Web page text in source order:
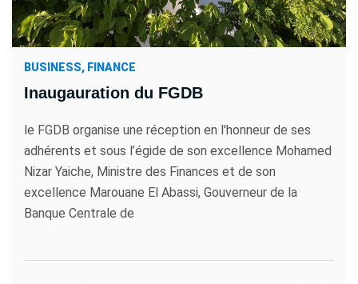
BUSINESS, FINANCE
Inaugauration du FGDB
le FGDB organise une réception en l'honneur de ses
adhérents et sous l’égide de son excellence Mohamed
Nizar Yaiche, Ministre des Finances et de son
excellence Marouane El Abassi, Gouverneur de la
Banque Centrale de